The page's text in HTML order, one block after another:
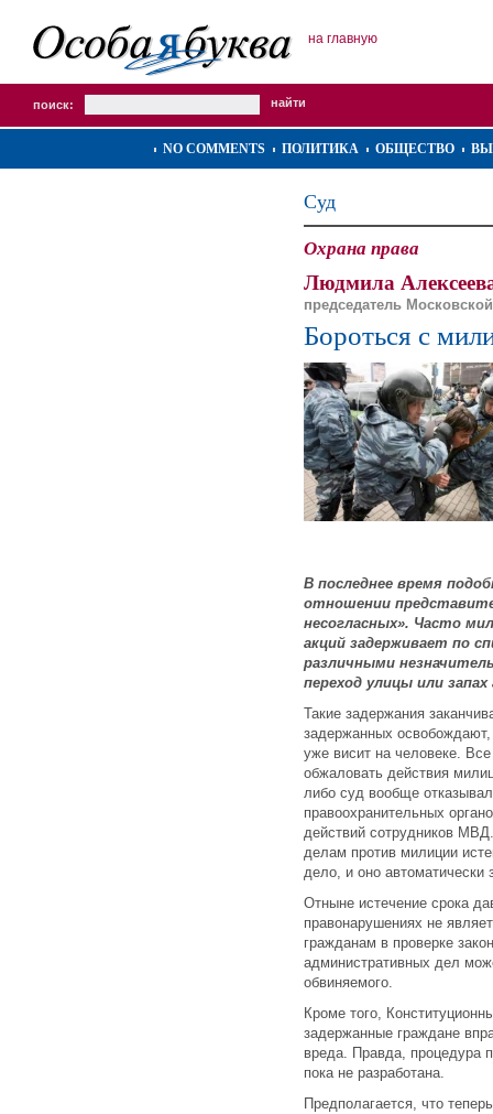
на главную
поиск:
NO COMMENTS ПОЛИТИКА ОБЩЕСТВО
Суд
Охрана права
Людмила
председатель
Бороться с
В последнее время
отношении
несогласных». Часто
акций задерживает по
различными
переход улицы или запах
Такие задержания
задержанных
уже висит на человеке.
обжаловать действия
либо суд вообще
правоохранительных
действий сотрудников
делам против милиции
дело, и оно автоматически
Отныне истечение срока
правонарушениях не
гражданам в проверке
административных дел
обвиняемого.
Кроме того,
задержанные граждане
вреда. Правда, процедура
пока не разработана.
Предполагается, что